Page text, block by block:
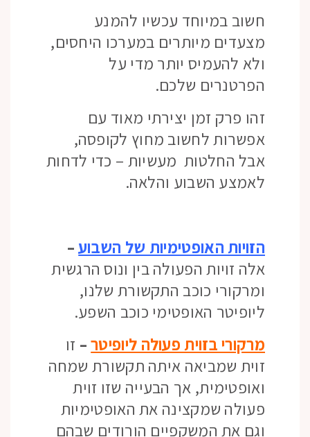
חשוב במיוחד עכשיו להמנע
מצעדים מיותרים במערכו היחסים,
ולא להעמיס יותר מדי על
הפרטנרים שלכם.
זהו פרק זמן יצירתי מאוד עם
אפשרות לחשוב מחוץ לקופסה,
אבל החלטות מעשיות – כדי לדחות
לאמצע השבוע והלאה.
הזויות האופטימיות של השבוע–
אלה זויות הפעולה בין ונוס הרגשית
ומרקורי כוכב התקשורת שלנו,
ליופיטר האופטימי כוכב השפע.
מרקורי בזוית פעולה ליופיטר– זו
זוית שמביאה איתה תקשורת שמחה
ואופטימית, אך הבעייה שזו זוית
פעולה שמקצינה את האופטימיות
וגם את המשקפיים הורודים שבהם